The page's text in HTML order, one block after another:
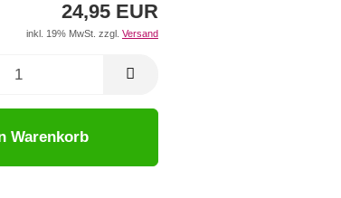
24,95 EUR
inkl. 19% MwSt. zzgl. Versand
Warenkorb